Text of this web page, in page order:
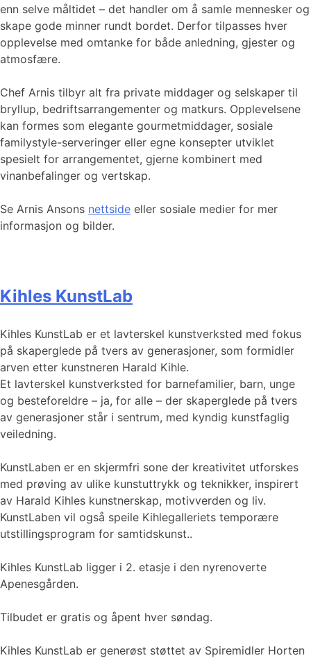
enn selve måltidet – det handler om å samle mennesker og
skape gode minner rundt bordet. Derfor tilpasses hver
opplevelse med omtanke for både anledning, gjester og
atmosfære.
Chef Arnis tilbyr alt fra private middager og selskaper til
bryllup, bedriftsarrangementer og matkurs. Opplevelsene
kan formes som elegante gourmetmiddager, sosiale
familystyle-serveringer eller egne konsepter utviklet
spesielt for arrangementet, gjerne kombinert med
vinanbefalinger og vertskap.
Se Arnis Ansons nettside eller sosiale medier for mer
informasjon og bilder.
Kihles KunstLab
Kihles KunstLab er et lavterskel kunstverksted med fokus
på skaperglede på tvers av generasjoner, som formidler
arven etter kunstneren Harald Kihle.
Et lavterskel kunstverksted for barnefamilier, barn, unge
og besteforeldre – ja, for alle – der skaperglede på tvers
av generasjoner står i sentrum, med kyndig kunstfaglig
veiledning.
KunstLaben er en skjermfri sone der kreativitet utforskes
med prøving av ulike kunstuttrykk og teknikker, inspirert
av Harald Kihles kunstnerskap, motivverden og liv.
KunstLaben vil også speile Kihlegalleriets temporære
utstillingsprogram for samtidskunst..
Kihles KunstLab ligger i 2. etasje i den nyrenoverte
Apenesgården.
Tilbudet er gratis og åpent hver søndag.
Kihles KunstLab er generøst støttet av Spiremidler Horten